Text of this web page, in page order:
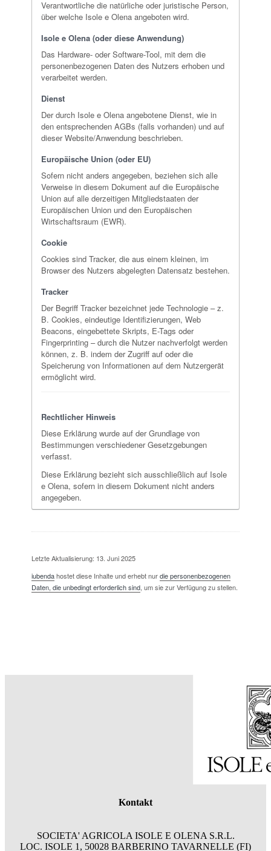
Verantwortliche die natürliche oder juristische Person,
über welche Isole e Olena angeboten wird.
Isole e Olena (oder diese Anwendung)
Das Hardware- oder Software-Tool, mit dem die
personenbezogenen Daten des Nutzers erhoben und
verarbeitet werden.
Dienst
Der durch Isole e Olena angebotene Dienst, wie in
den entsprechenden AGBs (falls vorhanden) und auf
dieser Website/Anwendung beschrieben.
Europäische Union (oder EU)
Sofern nicht anders angegeben, beziehen sich alle
Verweise in diesem Dokument auf die Europäische
Union auf alle derzeitigen Mitgliedstaaten der
Europäischen Union und den Europäischen
Wirtschaftsraum (EWR).
Cookie
Cookies sind Tracker, die aus einem kleinen, im
Browser des Nutzers abgelegten Datensatz bestehen.
Tracker
Der Begriff Tracker bezeichnet jede Technologie – z.
B. Cookies, eindeutige Identifizierungen, Web
Beacons, eingebettete Skripts, E-Tags oder
Fingerprinting – durch die Nutzer nachverfolgt werden
können, z. B. indem der Zugriff auf oder die
Speicherung von Informationen auf dem Nutzergerät
ermöglicht wird.
Rechtlicher Hinweis
Diese Erklärung wurde auf der Grundlage von
Bestimmungen verschiedener Gesetzgebungen
verfasst.
Diese Erklärung bezieht sich ausschließlich auf Isole
e Olena, sofern in diesem Dokument nicht anders
angegeben.
Letzte Aktualisierung: 13. Juni 2025
iubendahostet diese Inhalte und erhebt nurdie personenbezogenen
Daten, die unbedingt erforderlich sind, um sie zur Verfügung zu stellen.
Kontakt
SOCIETA' AGRICOLA ISOLE E OLENA S.R.L.
LOC. ISOLE 1, 50028 BARBERINO TAVARNELLE (FI)